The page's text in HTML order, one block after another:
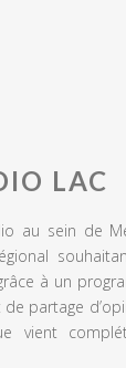
LAC
au sein de
à un
partage
vient